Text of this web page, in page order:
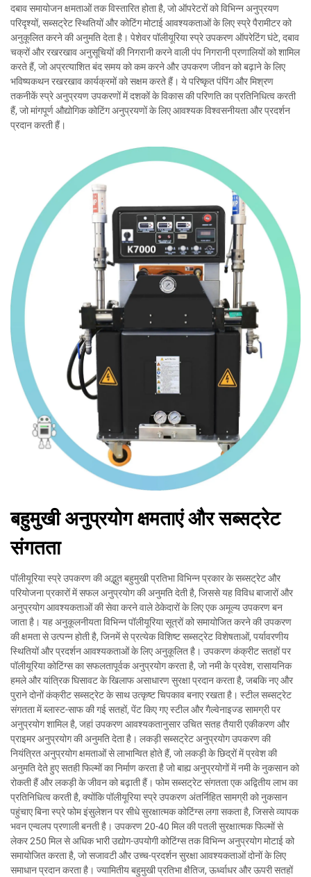
दबाव समायोजन क्षमताओं तक विस्तारित होता है, जो ऑपरेटरों को विभिन्न अनुप्रयण
परिदृश्यों, सब्सट्रेट स्थितियों और कोटिंग मोटाई आवश्यकताओं के लिए स्प्रे पैरामीटर को
अनुकूलित करने की अनुमति देता है। पेशेवर पॉलीयूरिया स्प्रे उपकरण ऑपरेटिंग घंटे, दबाव
चक्रों और रखरखाव अनुसूचियों की निगरानी करने वाली पंप निगरानी प्रणालियों को शामिल
करते हैं, जो अप्रत्याशित बंद समय को कम करने और उपकरण जीवन को बढ़ाने के लिए
भविष्यकथन रखरखाव कार्यक्रमों को सक्षम करते हैं। ये परिष्कृत पंपिंग और मिश्रण
तकनीकें स्प्रे अनुप्रयण उपकरणों में दशकों के विकास की परिणति का प्रतिनिधित्व करती
हैं, जो मांगपूर्ण औद्योगिक कोटिंग अनुप्रयणों के लिए आवश्यक विश्वसनीयता और प्रदर्शन
प्रदान करती हैं।
बहुमुखी अनुप्रयोग क्षमताएं और सब्सट्रेट
संगतता
पॉलीयूरिया स्प्रे उपकरण की अद्भुत बहुमुखी प्रतिभा विभिन्न प्रकार के सब्सट्रेट और
परियोजना प्रकारों में सफल अनुप्रयोग की अनुमति देती है, जिससे यह विविध बाजारों और
अनुप्रयोग आवश्यकताओं की सेवा करने वाले ठेकेदारों के लिए एक अमूल्य उपकरण बन
जाता है। यह अनुकूलनीयता विभिन्न पॉलीयूरिया सूत्रों को समायोजित करने की उपकरण
की क्षमता से उत्पन्न होती है, जिनमें से प्रत्येक विशिष्ट सब्सट्रेट विशेषताओं, पर्यावरणीय
स्थितियों और प्रदर्शन आवश्यकताओं के लिए अनुकूलित है। उपकरण कंक्रीट सतहों पर
पॉलीयूरिया कोटिंग्स का सफलतापूर्वक अनुप्रयोग करता है, जो नमी के प्रवेश, रासायनिक
हमले और यांत्रिक घिसावट के खिलाफ असाधारण सुरक्षा प्रदान करता है, जबकि नए और
पुराने दोनों कंक्रीट सब्सट्रेट के साथ उत्कृष्ट चिपकाव बनाए रखता है। स्टील सब्सट्रेट
संगतता में ब्लास्ट-साफ की गई सतहों, पेंट किए गए स्टील और गैल्वेनाइज्ड सामग्री पर
अनुप्रयोग शामिल है, जहां उपकरण आवश्यकतानुसार उचित सतह तैयारी एकीकरण और
प्राइमर अनुप्रयोग की अनुमति देता है। लकड़ी सब्सट्रेट अनुप्रयोग उपकरण की
नियंत्रित अनुप्रयोग क्षमताओं से लाभान्वित होते हैं, जो लकड़ी के छिद्रों में प्रवेश की
अनुमति देते हुए सतही फिल्मों का निर्माण करता है जो बाह्य अनुप्रयोगों में नमी के नुकसान को
रोकती हैं और लकड़ी के जीवन को बढ़ाती हैं। फोम सब्सट्रेट संगतता एक अद्वितीय लाभ का
प्रतिनिधित्व करती है, क्योंकि पॉलीयूरिया स्प्रे उपकरण अंतर्निहित सामग्री को नुकसान
पहुंचाए बिना स्प्रे फोम इंसुलेशन पर सीधे सुरक्षात्मक कोटिंग्स लगा सकता है, जिससे व्यापक
भवन एन्वलप प्रणाली बनती है। उपकरण 20-40 मिल की पतली सुरक्षात्मक फिल्मों से
लेकर 250 मिल से अधिक भारी उद्योग-उपयोगी कोटिंग्स तक विभिन्न अनुप्रयोग मोटाई को
समायोजित करता है, जो सजावटी और उच्च-प्रदर्शन सुरक्षा आवश्यकताओं दोनों के लिए
समाधान प्रदान करता है। ज्यामितीय बहुमुखी प्रतिभा क्षैतिज, ऊर्ध्वाधर और ऊपरी सतहों